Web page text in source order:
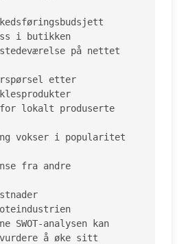
i butikken
på nettet
etter
for lokalt produserte
vokser i popularitet
fra andre
SWOT-analysen kan
å øke sitt